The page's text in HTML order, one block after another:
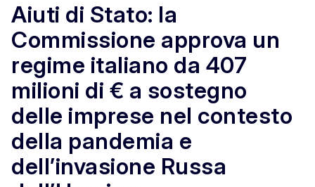
Aiuti di Stato: la
Commissione approva un
regime italiano da 407
milioni di € a sostegno
delle imprese nel contesto
della pandemia e
dell’invasione Russa